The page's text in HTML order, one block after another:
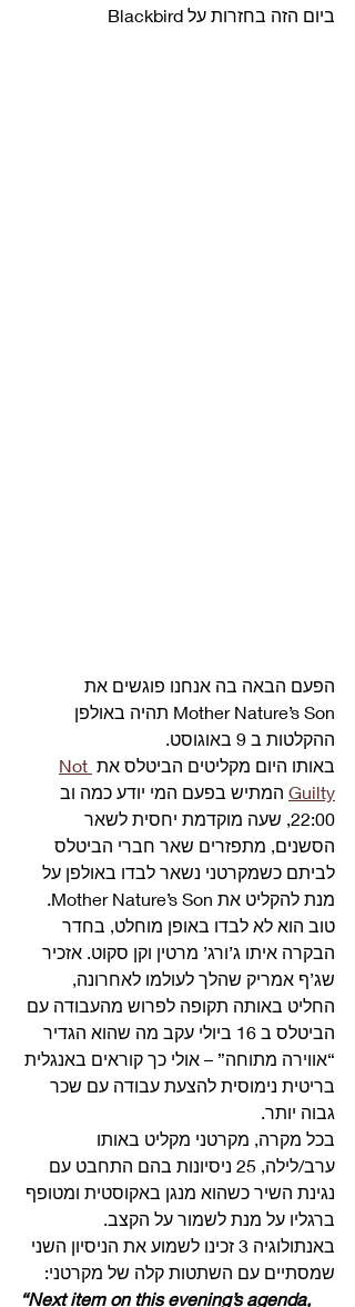
ביום הזה בחזרות על Blackbird
הפעם הבאה בה אנחנו פוגשים את
Mother Nature’s Son תהיה באולפן
ההקלטות ב 9 באוגוסט.
באותו היום מקליטים הביטלס את Not
Guilty המתיש בפעם המי יודע כמה וב
22:00, שעה מוקדמת יחסית לשאר
הסשנים, מתפזרים שאר חברי הביטלס
לביתם כשמקרטני נשאר לבדו באולפן על
מנת להקליט את Mother Nature’s Son.
טוב הוא לא לבדו באופן מוחלט, בחדר
הבקרה איתו ג’ורג’ מרטין וקן סקוט. אזכיר
שג’ף אמריק שהלך לעולמו לאחרונה,
החליט באותה תקופה לפרוש מהעבודה עם
הביטלס ב 16 ביולי עקב מה שהוא הגדיר
“אווירה מתוחה” – אולי כך קוראים באנגלית
בריטית נימוסית להצעת עבודה עם שכר
גבוה יותר.
בכל מקרה, מקרטני מקליט באותו
ערב/לילה, 25 ניסיונות בהם התחבט עם
נגינת השיר כשהוא מנגן באקוסטית ומטופף
ברגליו על מנת לשמור על הקצב.
באנתולוגיה 3 זכינו לשמוע את הניסיון השני
שמסתיים עם השתטות קלה של מקרטני:
“Next item on this evening’s agenda,